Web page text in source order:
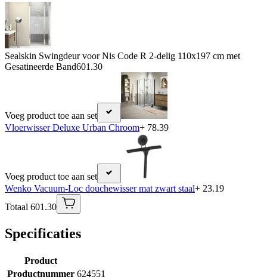
Sealskin Swingdeur voor Nis Code R 2-delig 110x197 cm met
Gesatineerde Band601.30
Voeg product toe aan set
Vloerwisser Deluxe Urban Chroom+ 78.39
Voeg product toe aan set
Wenko Vacuum-Loc douchewisser mat zwart staal+ 23.19
Totaal 601.30
Specificaties
Product
Productnummer 624551